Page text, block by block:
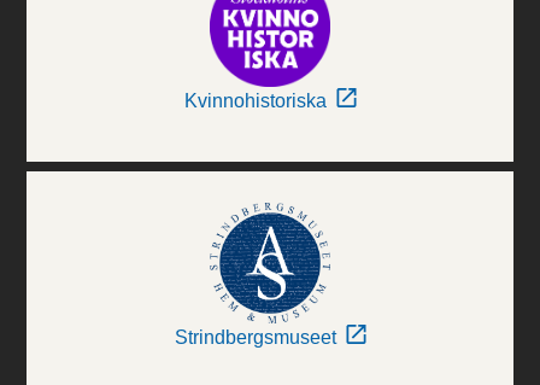
Kvinnohistoriska
Strindbergsmuseet